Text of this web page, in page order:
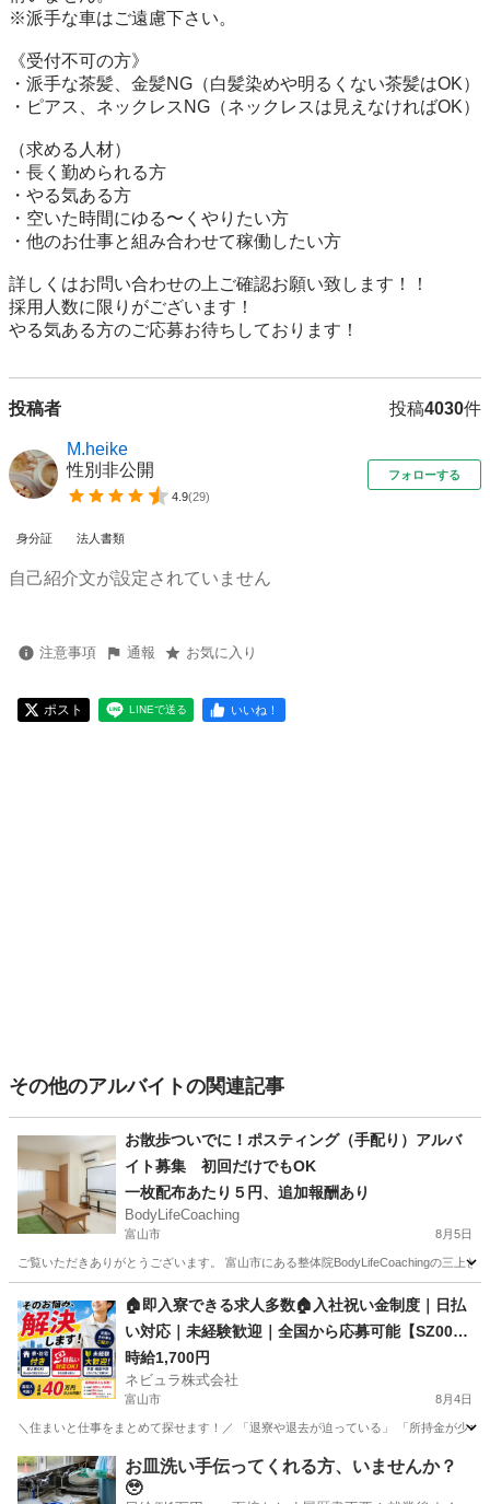
※派手な車はご遠慮下さい。
《受付不可の方》
・派手な茶髪、金髪NG（白髪染めや明るくない茶髪はOK）
・ピアス、ネックレスNG（ネックレスは見えなければOK）
（求める人材）
・長く勤められる方
・やる気ある方
・空いた時間にゆる〜くやりたい方
・他のお仕事と組み合わせて稼働したい方
詳しくはお問い合わせの上ご確認お願い致します！！
採用人数に限りがございます！
やる気ある方のご応募お待ちしております！
投稿者 投稿4030件
M.heike
性別非公開
4.9(29)
フォローする
身分証 法人書類
自己紹介文が設定されていません
注意事項 通報 お気に入り
ポスト LINEで送る いいね！
その他のアルバイトの関連記事
お散歩ついでに！ポスティング（手配り）アルバ
イト募集 初回だけでもOK
一枚配布あたり５円、追加報酬あり
BodyLifeCoaching
富山市 8月5日
ご覧いただきありがとうございます。 富山市にある整体院BodyLifeCoachingの三上
その他 チラシ
🏠即入寮できる求人多数🏠入社祝い金制度｜日払
い対応｜未経験歓迎｜全国から応募可能【SZ00
9】
時給1,700円
ネビュラ株式会社
富山市 8月4日
＼住まいと仕事をまとめて探せます！／ 「退寮や退去が迫っている」 「所持金が少
富山 富山市 その他 ゴールデンウィーク
お皿洗い手伝ってくれる方、いませんか？
🥹